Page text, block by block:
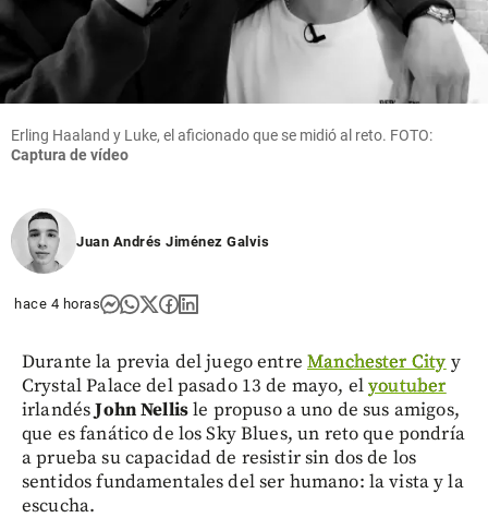
Erling Haaland y Luke, el aficionado que se midió al reto. FOTO:
Captura de vídeo
Juan Andrés Jiménez Galvis
hace 4 horas
Durante la previa del juego entreManchester City y
Crystal Palace del pasado 13 de mayo, elyoutuber
irlandésJohn Nellisle propuso a uno de sus amigos,
que es fanático de los Sky Blues, un reto que pondría
a prueba su capacidad de resistir sin dos de los
sentidos fundamentales del ser humano: la vista y la
escucha.